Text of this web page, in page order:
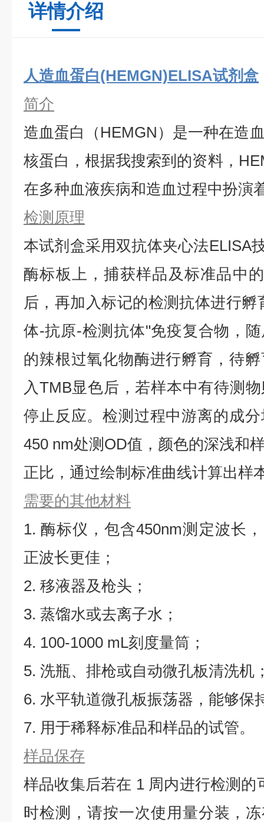
详情介绍
人造血蛋白(HEMGN)ELISA试剂盒
简介
造血蛋白（HEMGN）是一种在造
核蛋白，根据我搜索到的资料，
在多种血液疾病和造血过程中扮演
检测原理
本试剂盒采用双抗体夹心法ELISA
酶标板上，捕获样品及标准品中
后，再加入标记的检测抗体进行孵
体-抗原-检测抗体"免疫复合物，
的辣根过氧化物酶进行孵育，待
入TMB显色后，若样本中有待测
停止反应。检测过程中游离的成
450 nm处测OD值，颜色的深浅和
正比，通过绘制标准曲线计算出样
需要的其他材料
1. 酶标仪，包含450nm测定波长
正波长更佳；
2. 移液器及枪头；
3. 蒸馏水或去离子水；
4. 100-1000 mL刻度量筒；
5. 洗瓶、排枪或自动微孔板清洗机
6. 水平轨道微孔板振荡器，能够保
7. 用于稀释标准品和样品的试管。
样品保存
样品收集后若在 1 周内进行检测
时检测，请按一次使用量分装，